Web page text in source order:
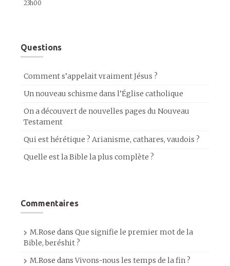
23h00
Questions
Comment s’appelait vraiment Jésus ?
Un nouveau schisme dans l’Église catholique
On a découvert de nouvelles pages du Nouveau
Testament
Qui est hérétique ? Arianisme, cathares, vaudois ?
Quelle est la Bible la plus complète ?
Commentaires
M.Rose dans Que signifie le premier mot de la
Bible, beréshit ?
M.Rose dansVivons-nous les temps de la fin ?